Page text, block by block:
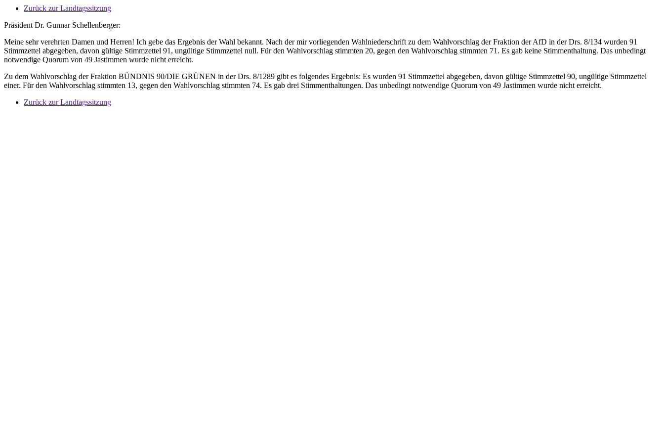
Zurück zur Landtagssitzung
Präsident Dr. Gunnar Schellenberger:
Meine sehr verehrten Damen und Herren! Ich gebe das Ergebnis der Wahl bekannt. Nach der mir vorliegenden Wahlniederschrift zu dem Wahlvorschlag der Fraktion der AfD in der Drs. 8/134 wurden 91
Stimmzettel abgegeben, davon gültige Stimmzettel 91, ungültige Stimmzettel null. Für den Wahlvorschlag stimmten 20, gegen den Wahlvorschlag stimmten 71. Es gab keine Stimmenthaltung. Das unbedingt
notwendige Quorum von 49 Jastimmen wurde nicht erreicht.
Zu dem Wahlvorschlag der Fraktion BÜNDNIS 90/DIE GRÜNEN in der Drs. 8/1289 gibt es folgendes Ergebnis: Es wurden 91 Stimmzettel abgegeben, davon gültige Stimmzettel 90, ungültige Stimmzettel
einer. Für den Wahlvorschlag stimmten 13, gegen den Wahlvorschlag stimmten 74. Es gab drei Stimmenthaltungen. Das unbedingt notwendige Quorum von 49 Jastimmen wurde nicht erreicht.
Zurück zur Landtagssitzung